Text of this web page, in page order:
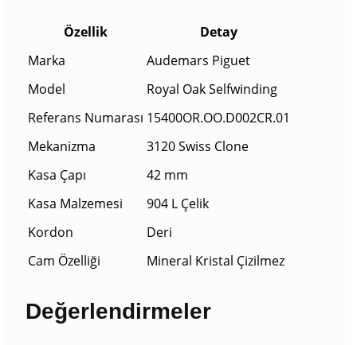
Özellik
Detay
Marka
Audemars Piguet
Model
Royal Oak Selfwinding
Referans Numarası 15400OR.OO.D002CR.01
Mekanizma
3120 Swiss Clone
Kasa Çapı
42 mm
Kasa Malzemesi
904 L Çelik
Kordon
Deri
Cam Özelliği
Mineral Kristal Çizilmez
Değerlendirmeler